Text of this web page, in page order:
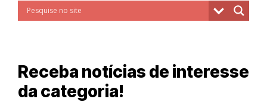
Receba notícias de interesse
da categoria!